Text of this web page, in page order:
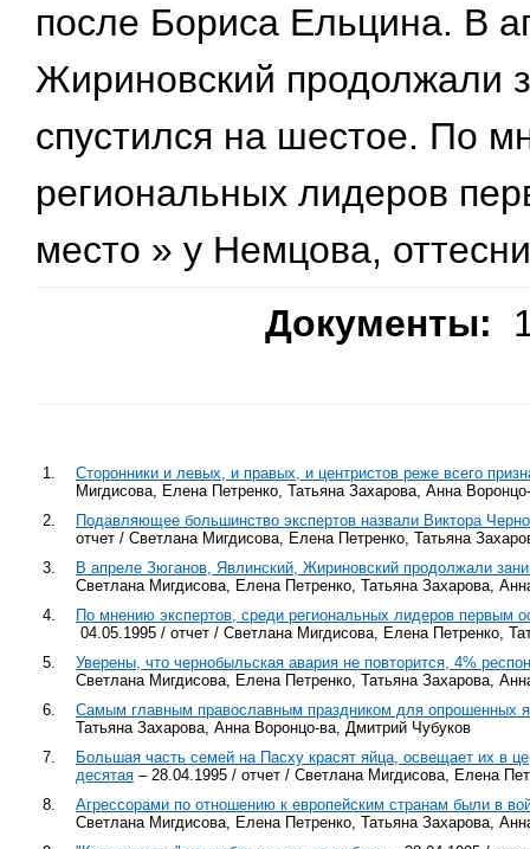
после Бориса Ельцина. В
Жириновский продолжали
спустился на шестое. По
региональных лидеров
место » у Немцова,
Документы:
1.
Сторонники и левых, и правых, и центристов реже всего
Мигдисова, Елена Петренко, Татьяна Захарова, Анна
2.
Подавляющее большинство экспертов назвали Виктора
отчет / Светлана Мигдисова, Елена Петренко, Татьяна
3.
В апреле Зюганов, Явлинский, Жириновский продолжали
Светлана Мигдисова, Елена Петренко, Татьяна Захарова,
4.
По мнению экспертов, среди региональных лидеров первым
04.05.1995 / отчет / Светлана Мигдисова, Елена Петренко,
5.
Уверены, что чернобыльская авария не повторится, 4%
Светлана Мигдисова, Елена Петренко, Татьяна Захарова,
6.
Самым главным православным праздником для опрошенных
Татьяна Захарова, Анна Воронцо-ва, Дмитрий Чубуков
7.
Большая часть семей на Пасху красят яйца, освещает их в
десятая – 28.04.1995 / отчет / Светлана Мигдисова, Елена
8.
Агрессорами по отношению к европейским странам были в
Светлана Мигдисова, Елена Петренко, Татьяна Захарова,